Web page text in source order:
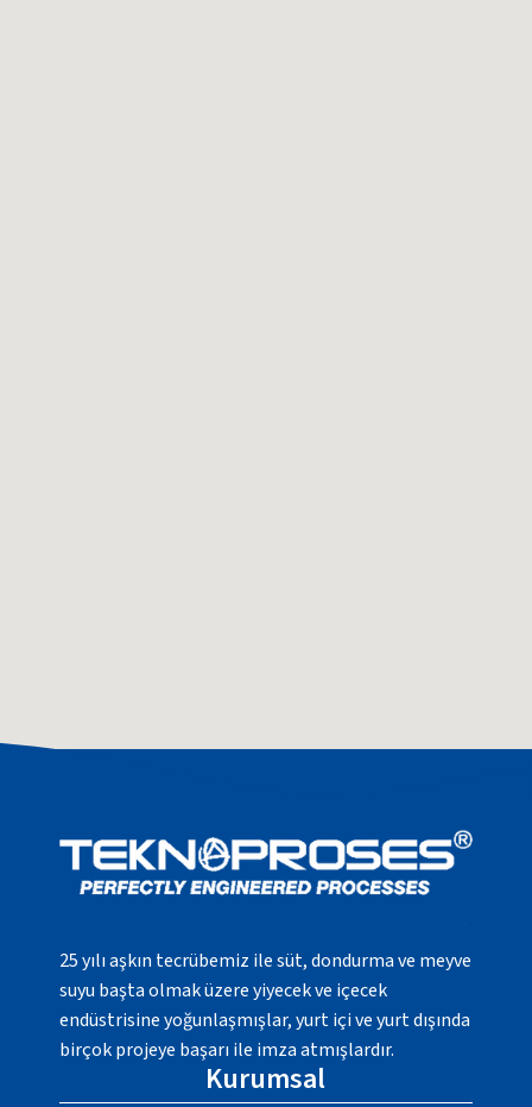
25 yılı aşkın tecrübemiz ile süt, dondurma ve meyve
suyu başta olmak üzere yiyecek ve içecek
endüstrisine yoğunlaşmışlar, yurt içi ve yurt dışında
birçok projeye başarı ile imza atmışlardır.
Kurumsal